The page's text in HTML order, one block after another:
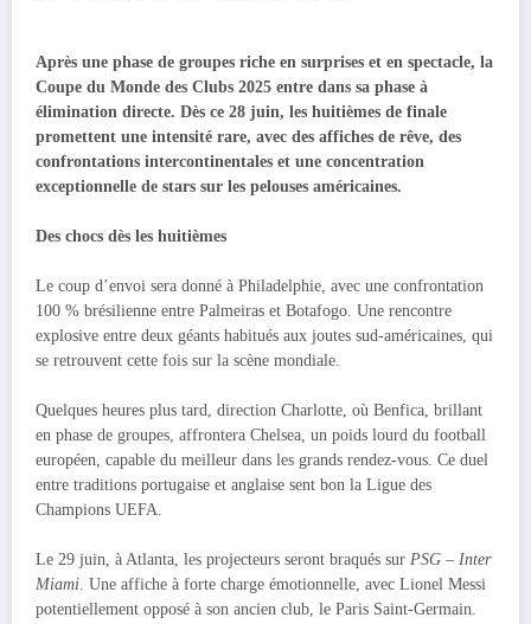
Après une phase de groupes riche en surprises et en spectacle, la
Coupe du Monde des Clubs 2025 entre dans sa phase à
élimination directe. Dès ce 28 juin, les huitièmes de finale
promettent une intensité rare, avec des affiches de rêve, des
confrontations intercontinentales et une concentration
exceptionnelle de stars sur les pelouses américaines.
Des chocs dès les huitièmes
Le coup d’envoi sera donné à Philadelphie, avec une confrontation
100 % brésilienne entre Palmeiras et Botafogo. Une rencontre
explosive entre deux géants habitués aux joutes sud-américaines, qui
se retrouvent cette fois sur la scène mondiale.
Quelques heures plus tard, direction Charlotte, où Benfica, brillant
en phase de groupes, affrontera Chelsea, un poids lourd du football
européen, capable du meilleur dans les grands rendez-vous. Ce duel
entre traditions portugaise et anglaise sent bon la Ligue des
Champions UEFA.
Le 29 juin, à Atlanta, les projecteurs seront braqués sur PSG – Inter
Miami. Une affiche à forte charge émotionnelle, avec Lionel Messi
potentiellement opposé à son ancien club, le Paris Saint-Germain.